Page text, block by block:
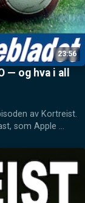
23:56
— og hva i all
av Kortreist.
som Apple